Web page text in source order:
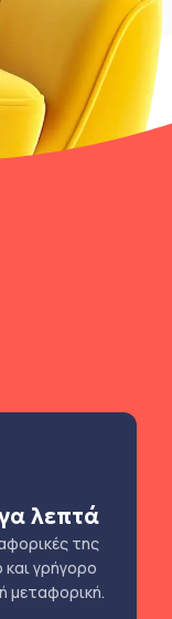
λεπτά
της
και γρήγορο
μεταφορική.